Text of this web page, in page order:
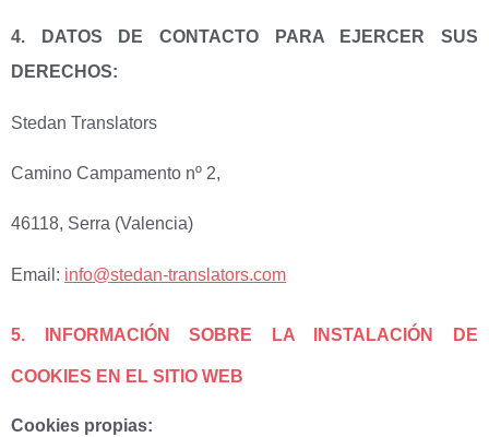
4. DATOS DE CONTACTO PARA EJERCER SUS
DERECHOS:
Stedan Translators
Camino Campamento nº 2,
46118, Serra (Valencia)
Email: info@stedan-translators.com
5. INFORMACIÓN SOBRE LA INSTALACIÓN DE
COOKIES EN EL SITIO WEB
Cookies propias: